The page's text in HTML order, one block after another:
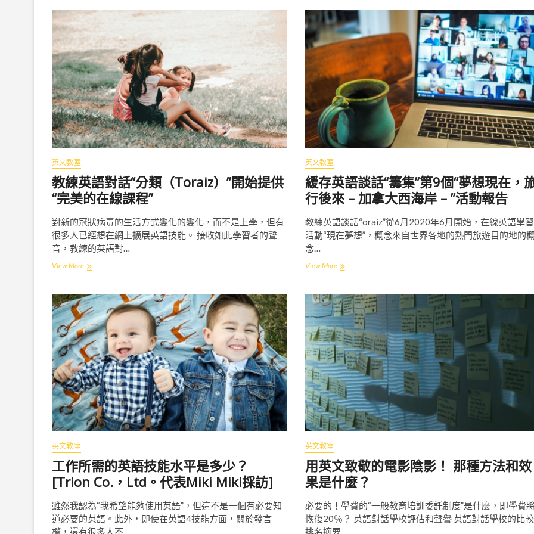
東
京
圍
京
的
英
語
談
學
Y
a
i
z
u
）
英文教室
教練英語對話“分類（Toraiz）”開始提供
“完美的在線課程”
對新的冠狀病毒的生活方式變化的變化，而不是上學，但有
很多人已經想在網上擴展英語技能。 接收如此學習者的聲
音，教練的英語對…
View More 教
語
對
話
“
分
類
（
T
o
r
a
i
z
開
始
提
“
完
美
英文教室
緩存英語談話“籌集”第9個“夢想現在，
行後來 – 加拿大西海岸 – ”活動報告
教練英語談話“oraiz”從6月2020年6月開始，在線英語學習
活動“現在夢想”，概念來自世界各地的熱門旅遊目的地的
念…
View More緩
語
談
話
“
籌
集
”
第
9
個
“
夢
想
，
旅
行
後
來
–
加
英文教室
工作所需的英語技能水平是多少？
[Trion Co.，Ltd。代表Miki Miki採訪]
雖然我認為“我希望能夠使用英語”，但這不是一個有必要知
道必要的英語。此外，即使在英語4技能方面，關於發言
權，還有很多人不…
英文教室
用英文致敬的電影陰影！ 那種方法和效
果是什麼？
必要的！學費的“一般教育培訓委託制度”是什麼，即學費
恢復20％？ 英語對話學校評估和聲譽 英語對話學校的比較
排名摘要…